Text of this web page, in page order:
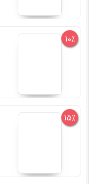
10%
15%